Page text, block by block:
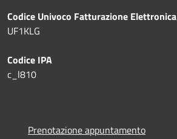
Codice Univoco Fatturazione Elettronica
UF1KLG
Codice IPA
c_l810
Prenotazione appuntamento